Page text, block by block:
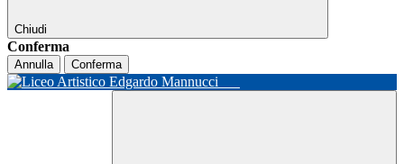
Chiudi
Conferma
Annulla Conferma